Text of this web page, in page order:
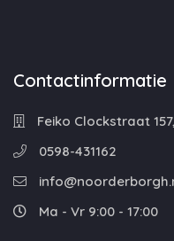
Contactinformatie
Feiko Clockstraat
0598-431162
Ma - Vr 9:00 - 17:00